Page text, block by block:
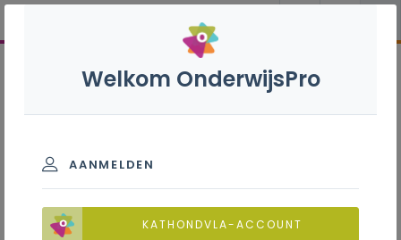
Welkom OnderwijsPro
AANMELDEN
KATHONDVLA-ACCOUNT